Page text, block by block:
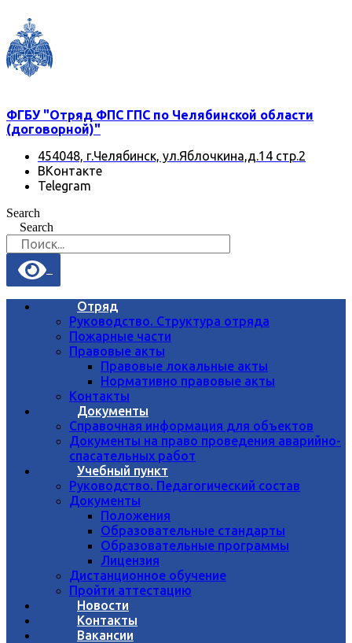
содержимому
ФГБУ "Отряд ФПС ГПС по Челябинской области
(договорной)"
454048, г.Челябинск, ул.Яблочкина,д.14 стр.2
ВКонтакте
Telegram
Search
Search
Отряд
Руководство. Структура отряда
Пожарные части
Правовые акты
Правовые локальные акты
Нормативно правовые акты
Контакты
Документы
Справочная информация для объектов
Документы на право проведения аварийно-
спасательных работ
Учебный пункт
Руководство. Педагогический состав
Документы
Положения
Образовательные стандарты
Образовательные программы
Лицензия
Дистанционное обучение
Пройти аттестацию
Новости
Контакты
Вакансии